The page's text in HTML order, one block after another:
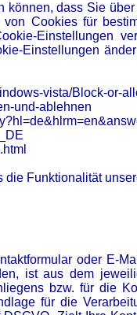
dass Sie
Cookies für
Einstellungen
Einstellungen
vista/Block-or-
und-ablehnen
Funktionalität
oder E-
ist aus dem
bzw. für die
für die